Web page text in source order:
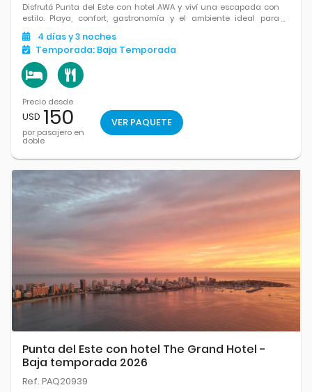
Disfrutá Punta del Este con hotel AWA y viví una escapada con
estilo. Playa, confort, gastronomía y el ambiente ideal para
relajarte y disfrutar uno de los destinos más icónicos de
Uruguay.
4 díasy 3 noches
Temporada: Baja Temporada
Precio desde
USD 150
por pasajero en
doble
VER PAQUETE
Punta del Este con hotel The Grand Hotel -
Baja temporada 2026
Ref. PAQ20939